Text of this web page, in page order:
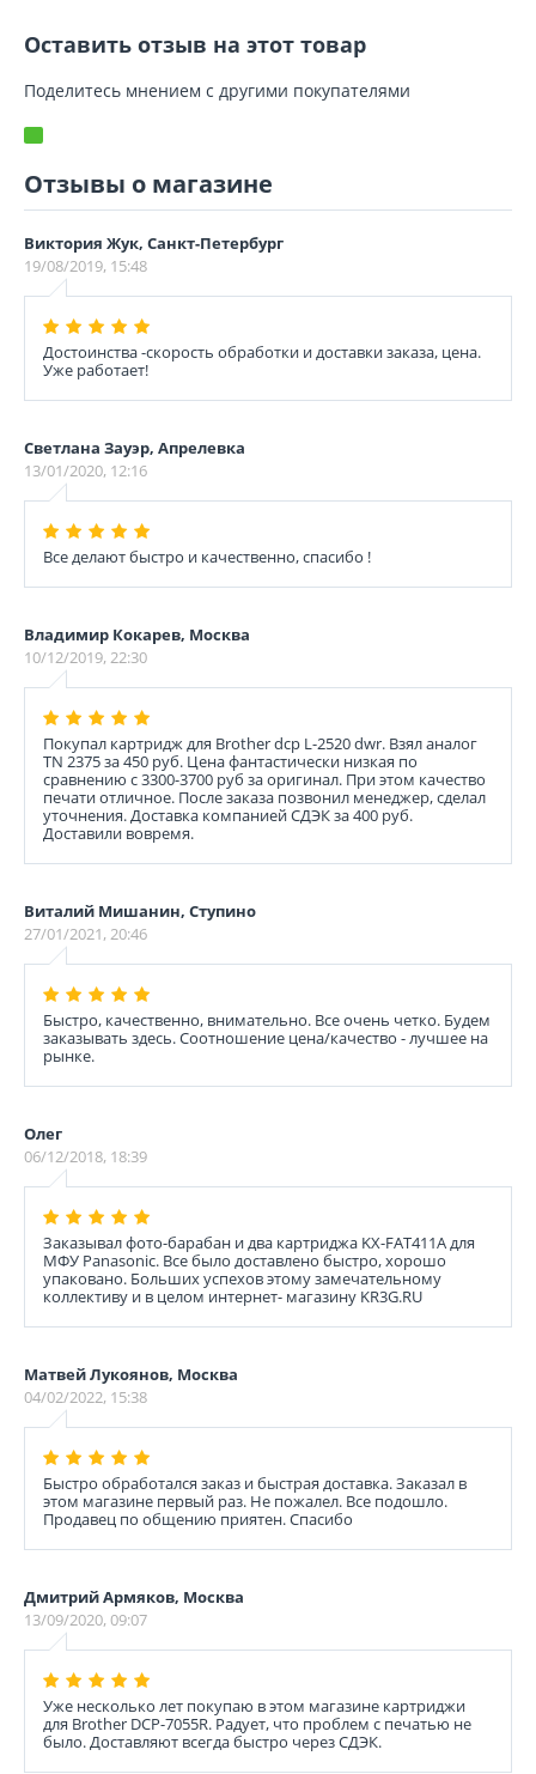
Оставить отзыв на этот товар
Поделитесь мнением с другими покупателями
Отзывы о магазине
Виктория Жук, Санкт-Петербург
19/08/2019, 15:48
Достоинства -скорость обработки и доставки заказа, цена.
Уже работает!
Светлана Зауэр, Апрелевка
13/01/2020, 12:16
Все делают быстро и качественно, спасибо !
Владимир Кокарев, Москва
10/12/2019, 22:30
Покупал картридж для Brother dcp L-2520 dwr. Взял аналог
TN 2375 за 450 руб. Цена фантастически низкая по
сравнению с 3300-3700 руб за оригинал. При этом качество
печати отличное. После заказа позвонил менеджер, сделал
уточнения. Доставка компанией СДЭК за 400 руб.
Доставили вовремя.
Виталий Мишанин, Ступино
27/01/2021, 20:46
Быстро, качественно, внимательно. Все очень четко. Будем
заказывать здесь. Соотношение цена/качество - лучшее на
рынке.
Олег
06/12/2018, 18:39
Заказывал фото-барабан и два картриджа KX-FAT411A для
МФУ Panasonic. Все было доставлено быстро, хорошо
упаковано. Больших успехов этому замечательному
коллективу и в целом интернет- магазину KR3G.RU
Матвей Лукоянов, Москва
04/02/2022, 15:38
Быстро обработался заказ и быстрая доставка. Заказал в
этом магазине первый раз. Не пожалел. Все подошло.
Продавец по общению приятен. Спасибо
Дмитрий Армяков, Москва
13/09/2020, 09:07
Уже несколько лет покупаю в этом магазине картриджи
для Brother DCP-7055R. Радует, что проблем с печатью не
было. Доставляют всегда быстро через СДЭК.